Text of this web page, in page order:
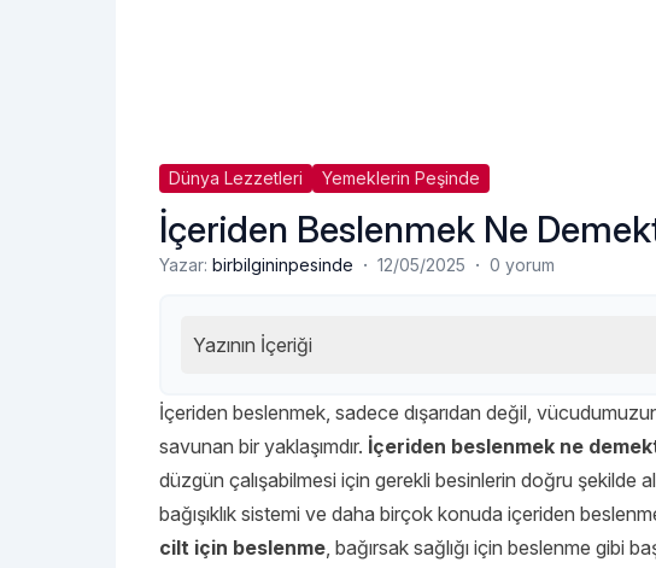
Dünya Lezzetleri Yemeklerin Peşinde
İçeriden Beslenmek Ne
Yazar: birbilgininpesinde · 12/05/2025 · 0 yorum
Yazının İçeriği
İçeriden beslenmek, sadece dışarıdan değil,
savunan bir yaklaşımdır. İçeriden beslenmek ne
düzgün çalışabilmesi için gerekli besinlerin doğru şekilde
bağışıklık sistemi ve daha birçok konuda içeriden
cilt için beslenme, bağırsak sağlığı için beslenme gibi